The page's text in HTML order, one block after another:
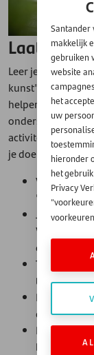
Laat
Leer je kind om
kunst" luidt het
helpen om
onderscheidt
activiteiten kunt
je doen?
Verdeel het
'sparen',
Je kunt
Waarvoor-
of het geld
Toon bij het
tussen
Laat zien
duur beleg,
Laat je kind
budget.
Santander
makkelijk
gebruiken
website
het
uw
hieronder
het
Privacy